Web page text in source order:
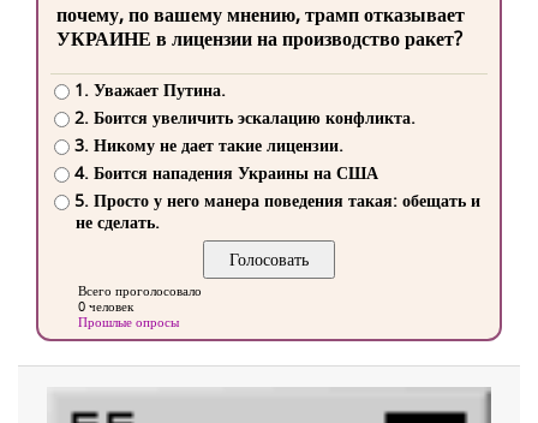
почему, по вашему мнению, трамп отказывает
УКРАИНЕ в лицензии на производство ракет?
1. Уважает Путина.
2. Боится увеличить эскалацию конфликта.
3. Никому не дает такие лицензии.
4. Боится нападения Украины на США
5. Просто у него манера поведения такая: обещать и
не сделать.
Всего проголосовало
0 человек
Прошлые опросы